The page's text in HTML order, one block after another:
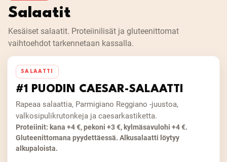
Salaatit
Kesäiset salaatit. Proteiinilisät ja gluteenittomat
vaihtoehdot tarkennetaan kassalla.
SALAATTI
#1 PUODIN CAESAR-SALAATTI
Rapeaa salaattia, Parmigiano Reggiano -juustoa,
valkosipulikrutonkeja ja caesarkastiketta.
Proteiinit: kana +4 €, pekoni +3 €, kylmäsavulohi +4 €.
Gluteenittomana pyydettäessä. Alkusalaatti löytyy
alkupaloista.